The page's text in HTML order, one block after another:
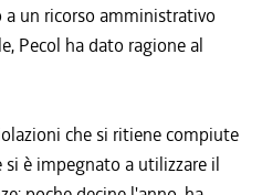
a un ricorso amministrativo
Pecol ha dato ragione al
che si ritiene compiute
è impegnato a utilizzare il